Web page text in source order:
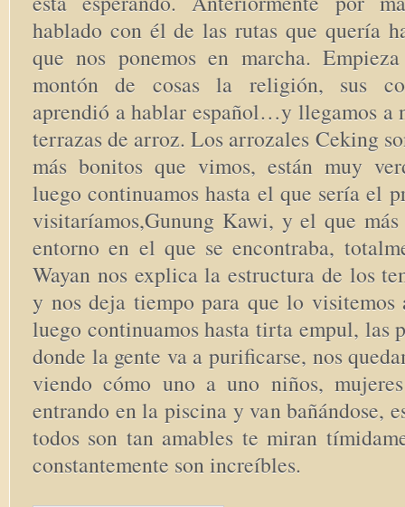
hablado con él de las rutas que quería
que nos ponemos en marcha.
montón de cosas la religión, sus
aprendió a hablar español…y llegamos a
terrazas de arroz. Los arrozales Ceking
más bonitos que vimos, están muy
luego continuamos hasta el que sería el
visitaríamos,Gunung Kawi, y el que
entorno en el que se encontraba,
Wayan nos explica la estructura de los
y nos deja tiempo para que lo visitemos
luego continuamos hasta tirta empul, las
donde la gente va a purificarse, nos
viendo cómo uno a uno niños,
entrando en la piscina y van bañándose,
todos son tan amables te miran
constantemente son increíbles.